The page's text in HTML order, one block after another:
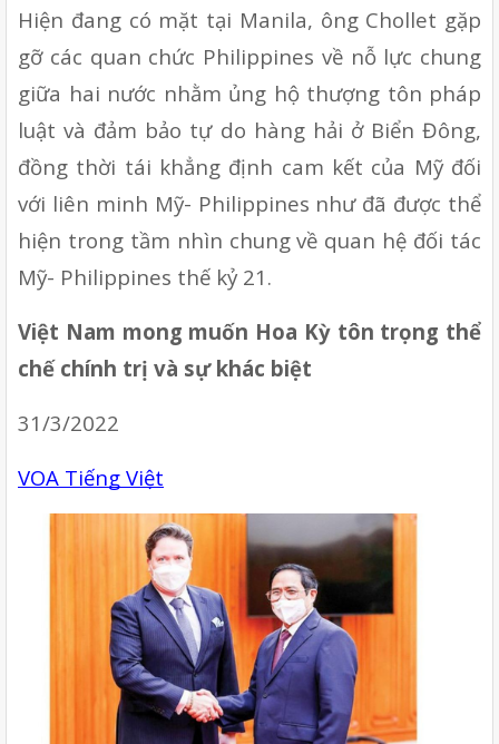
Hiện đang có mặt tại Manila, ông Chollet gặp
gỡ các quan chức Philippines về nỗ lực chung
giữa hai nước nhằm ủng hộ thượng tôn pháp
luật và đảm bảo tự do hàng hải ở Biển Đông,
đồng thời tái khẳng định cam kết của Mỹ đối
với liên minh Mỹ- Philippines như đã được thể
hiện trong tầm nhìn chung về quan hệ đối tác
Mỹ- Philippines thế kỷ 21.
Việt Nam mong muốn Hoa Kỳ tôn trọng thể
chế chính trị và sự khác biệt
31/3/2022
VOA Tiếng Việt